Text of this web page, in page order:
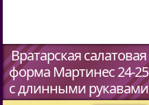
Вратарская салатовая
форма Мартинес 24-25
c длинными рукавами